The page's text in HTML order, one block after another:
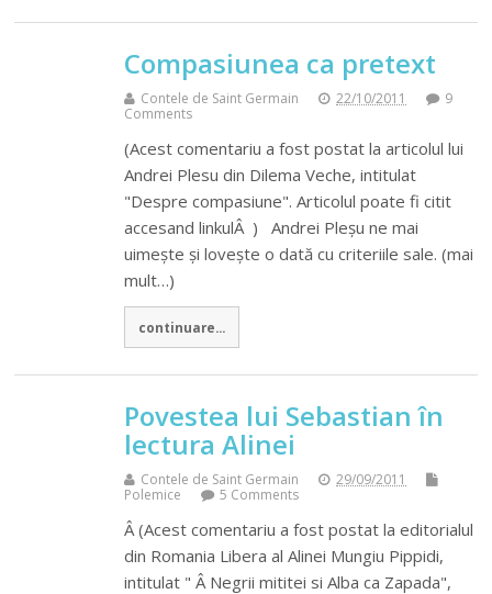
Compasiunea ca pretext
Contele de Saint Germain 22/10/2011
9
Comments
(Acest comentariu a fost postat la articolul lui
Andrei Plesu din Dilema Veche, intitulat
"Despre compasiune". Articolul poate fi citit
accesand linkulÂ ) Andrei Pleșu ne mai
uimește și lovește o dată cu criteriile sale. (mai
mult…)
continuare...
Povestea lui Sebastian în
lectura Alinei
Contele de Saint Germain
29/09/2011
Polemice
5 Comments
Â (Acest comentariu a fost postat la editorialul
din Romania Libera al Alinei Mungiu Pippidi,
intitulat " Â Negrii mititei si Alba ca Zapada",